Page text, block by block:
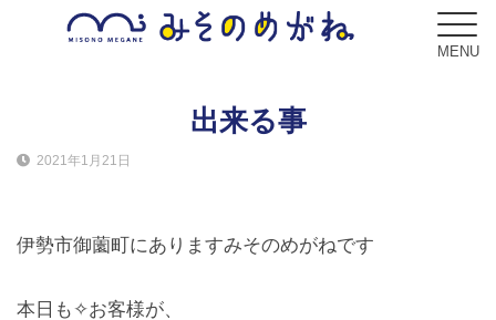
MENU
出来る事
2021年1月21日
伊勢市御薗町にありますみそのめがねです
本日も✧お客様が、